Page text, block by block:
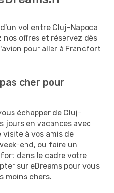
vol entre Cluj-Napoca
offres et réservez dès
pour aller à Francfort
cher pour
échapper de Cluj-
jours en vacances avec
à vos amis de
end, ou faire un
dans le cadre votre
sur eDreams pour vous
moins chers.